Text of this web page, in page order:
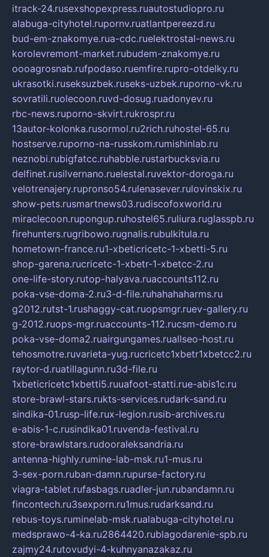
itrack-24.rusexshopexpress.ruautostudiopro.ru
alabuga-cityhotel.rupornv.ruatlantpereezd.ru
bud-em-znakomye.rua-cdc.ruelektrostal-news.ru
korolevremont-market.rubudem-znakomye.ru
oooagrosnab.rufpodaso.ruemfire.rupro-otdelky.ru
ukrasotki.ruseksuzbek.ruseks-uzbek.ruporno-vk.ru
sovratili.ruolecoon.ruvd-dosug.ruadonyev.ru
rbc-news.ruporno-skvirt.rukrospr.ru
13autor-kolonka.rusormol.ru2rich.ruhostel-65.ru
hostserve.ruporno-na-russkom.rumishinlab.ru
neznobi.rubigfatcc.ruhabble.rustarbucksvia.ru
delfinet.rusilvernano.ruelestal.ruvektor-doroga.ru
velotrenajery.rupronso54.rulenasever.rulovinskix.ru
show-pets.rusmartnews03.rudiscofoxworld.ru
miraclecoon.rupongup.ruhostel65.ruliura.ruglasspb.ru
firehunters.rugribowo.rugnalis.rubulkitula.ru
hometown-france.ru1-xbeticricetc-1-xbetti-5.ru
shop-garena.rucricetc-1-xbetr-1-xbetcc-2.ru
one-life-story.rutop-halyava.ruaccounts112.ru
poka-vse-doma-2.ru3-d-file.ruhahahaharms.ru
g2012.rutst-1.rushaggy-cat.ruopsmgr.ruev-gallery.ru
g-2012.ruops-mgr.ruaccounts-112.rucsm-demo.ru
poka-vse-doma2.ruairgungames.ruallseo-host.ru
tehosmotre.ruvarieta-yug.rucricetc1xbetr1xbetcc2.ru
raytor-d.ruatillagunn.ru3d-file.ru
1xbeticricetc1xbetti5.ruuafoot-statti.rue-abis1c.ru
store-brawl-stars.rukts-services.rudark-sand.ru
sindika-01.rusp-life.rux-legion.rusib-archives.ru
e-abis-1-c.rusindika01.ruvenda-festival.ru
store-brawlstars.rudooraleksandria.ru
antenna-highly.rumine-lab-msk.ru1-mus.ru
3-sex-porn.ruban-damn.rupurse-factory.ru
viagra-tablet.rufasbags.ruadler-jun.rubandamn.ru
fincontech.ru3sexporn.ru1mus.rudarksand.ru
rebus-toys.ruminelab-msk.rualabuga-cityhotel.ru
medsprawo-4-ka.ru2864420.rublagodarenie-spb.ru
zajmy24.rutovudyi-4-kuhnyanazakaz.ru